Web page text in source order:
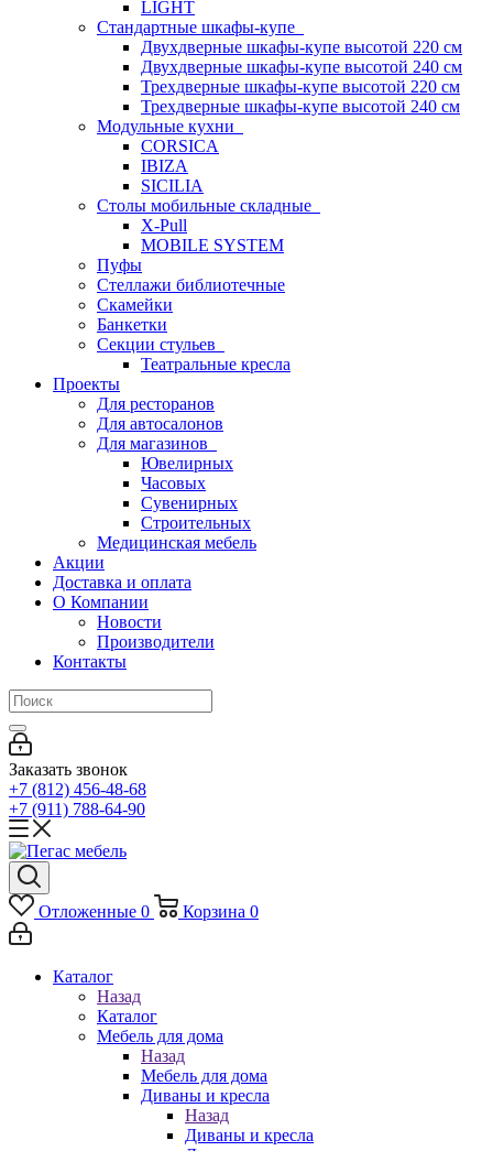
LIGHT
Стандартные шкафы-купе
Двухдверные шкафы-купе высотой 220 см
Двухдверные шкафы-купе высотой 240 см
Трехдверные шкафы-купе высотой 220 см
Трехдверные шкафы-купе высотой 240 см
Модульные кухни
CORSICA
IBIZA
SICILIA
Столы мобильные складные
X-Pull
MOBILE SYSTEM
Пуфы
Стеллажи библиотечные
Скамейки
Банкетки
Секции стульев
Театральные кресла
Проекты
Для ресторанов
Для автосалонов
Для магазинов
Ювелирных
Часовых
Сувенирных
Строительных
Медицинская мебель
Акции
Доставка и оплата
О Компании
Новости
Производители
Контакты
Заказать звонок
+7 (812) 456-48-68
+7 (911) 788-64-90
Отложенные 0 Корзина 0
Каталог
Назад
Каталог
Мебель для дома
Назад
Мебель для дома
Диваны и кресла
Назад
Диваны и кресла